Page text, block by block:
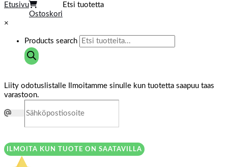
Etusivu
Ostoskori
Etsi tuotetta
×
Products search
Liity odotuslistalle
Ilmoitamme sinulle kun tuotetta saapuu taas
varastoon.
ILMOITA KUN TUOTE ON SAATAVILLA